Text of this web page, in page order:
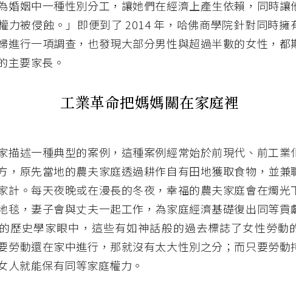
婚姻中一種性別分工，讓她們在經濟上產生依賴，同時讓
力被侵蝕。」即便到了 2014 年，哈佛商學院針對同時擁
進行一項調查，也發現大部分男性與超過半數的女性，都
主要家長。
工業革命把媽媽關在家庭裡
描述一種典型的案例，這種案例經常始於前現代、前工業
，原先當地的農夫家庭透過耕作自有田地獲取食物，並兼
計。每天夜晚或在漫長的冬夜，幸福的農夫家庭會在燭光
毯，妻子會與丈夫一起工作，為家庭經濟基礎復出同等貢
歷史學家眼中，這些有如神話般的過去標誌了女性勞動
勞動還在家中進行，那就沒有太大性別之分；而只要勞動
人就能保有同等家庭權力。